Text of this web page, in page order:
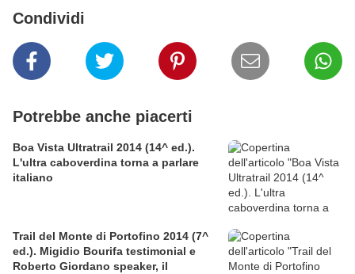
Condividi
Potrebbe anche piacerti
Boa Vista Ultratrail 2014 (14^ ed.).
L'ultra caboverdina torna a parlare
italiano
Trail del Monte di Portofino 2014 (7^
ed.). Migidio Bourifa testimonial e
Roberto Giordano speaker, il